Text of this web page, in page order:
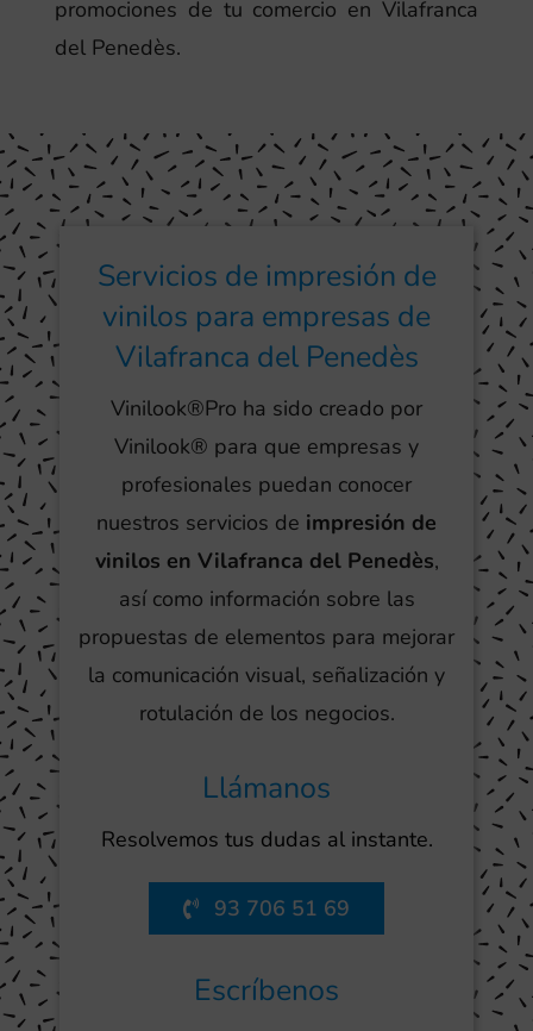
promociones de tu comercio en Vilafranca
del Penedès.
Servicios de impresión de
vinilos para empresas de
Vilafranca del Penedès
Vinilook®Pro ha sido creado por
Vinilook® para que empresas y
profesionales puedan conocer
nuestros servicios de impresión de
vinilos en Vilafranca del Penedès,
así como información sobre las
propuestas de elementos para mejorar
la comunicación visual, señalización y
rotulación de los negocios.
Llámanos
Resolvemos tus dudas al instante.
93 706 51 69
Escríbenos